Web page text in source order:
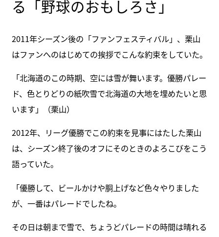
る「野球のおもしろさ」
2011年シーズン後の「ファンフェスティバル」、栗山
はファンへのはじめての挨拶でこんな約束をしていた。
「北海道のこの時期、空には雪が舞います。優勝パレー
ド、色とりどりの紙吹雪で北海道の大地を埋めたいと思
います」（栗山）
2012年、リーグ優勝でこの約束を見事にはたした栗山
は、シーズン終了後のオフにそのときのよろこびをこう
語っていた。
「優勝して、ビールかけや胴上げなど色々やりました
が、一番はパレードでしたね。
その日は朝まで雪で、ちょうどパレードの時間は晴れる